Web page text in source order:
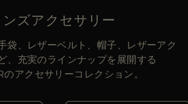
ンズアクセサリー
袋、レザーベルト、帽子、レザーアク
、充実のラインナップを展開する
アクセサリーコレクション。